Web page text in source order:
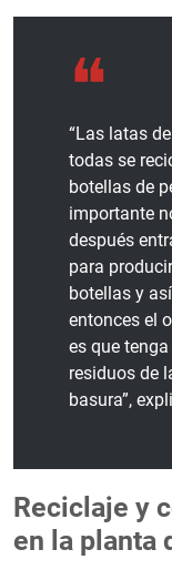
“Las latas
todas se
botellas de
importante
después
para
botellas y
entonces el
es que
residuos de
basura”,
Reciclaje y
en la planta